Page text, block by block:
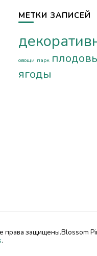
МЕТКИ ЗАПИСЕЙ
овощи парк
ягоды
права защищены.Blossom
.